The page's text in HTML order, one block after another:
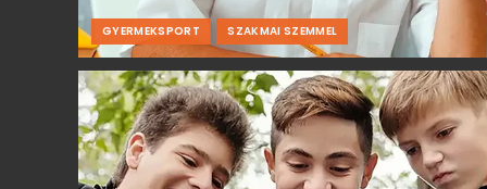
GYERMEKSPORT SZAKMAI SZEMMEL